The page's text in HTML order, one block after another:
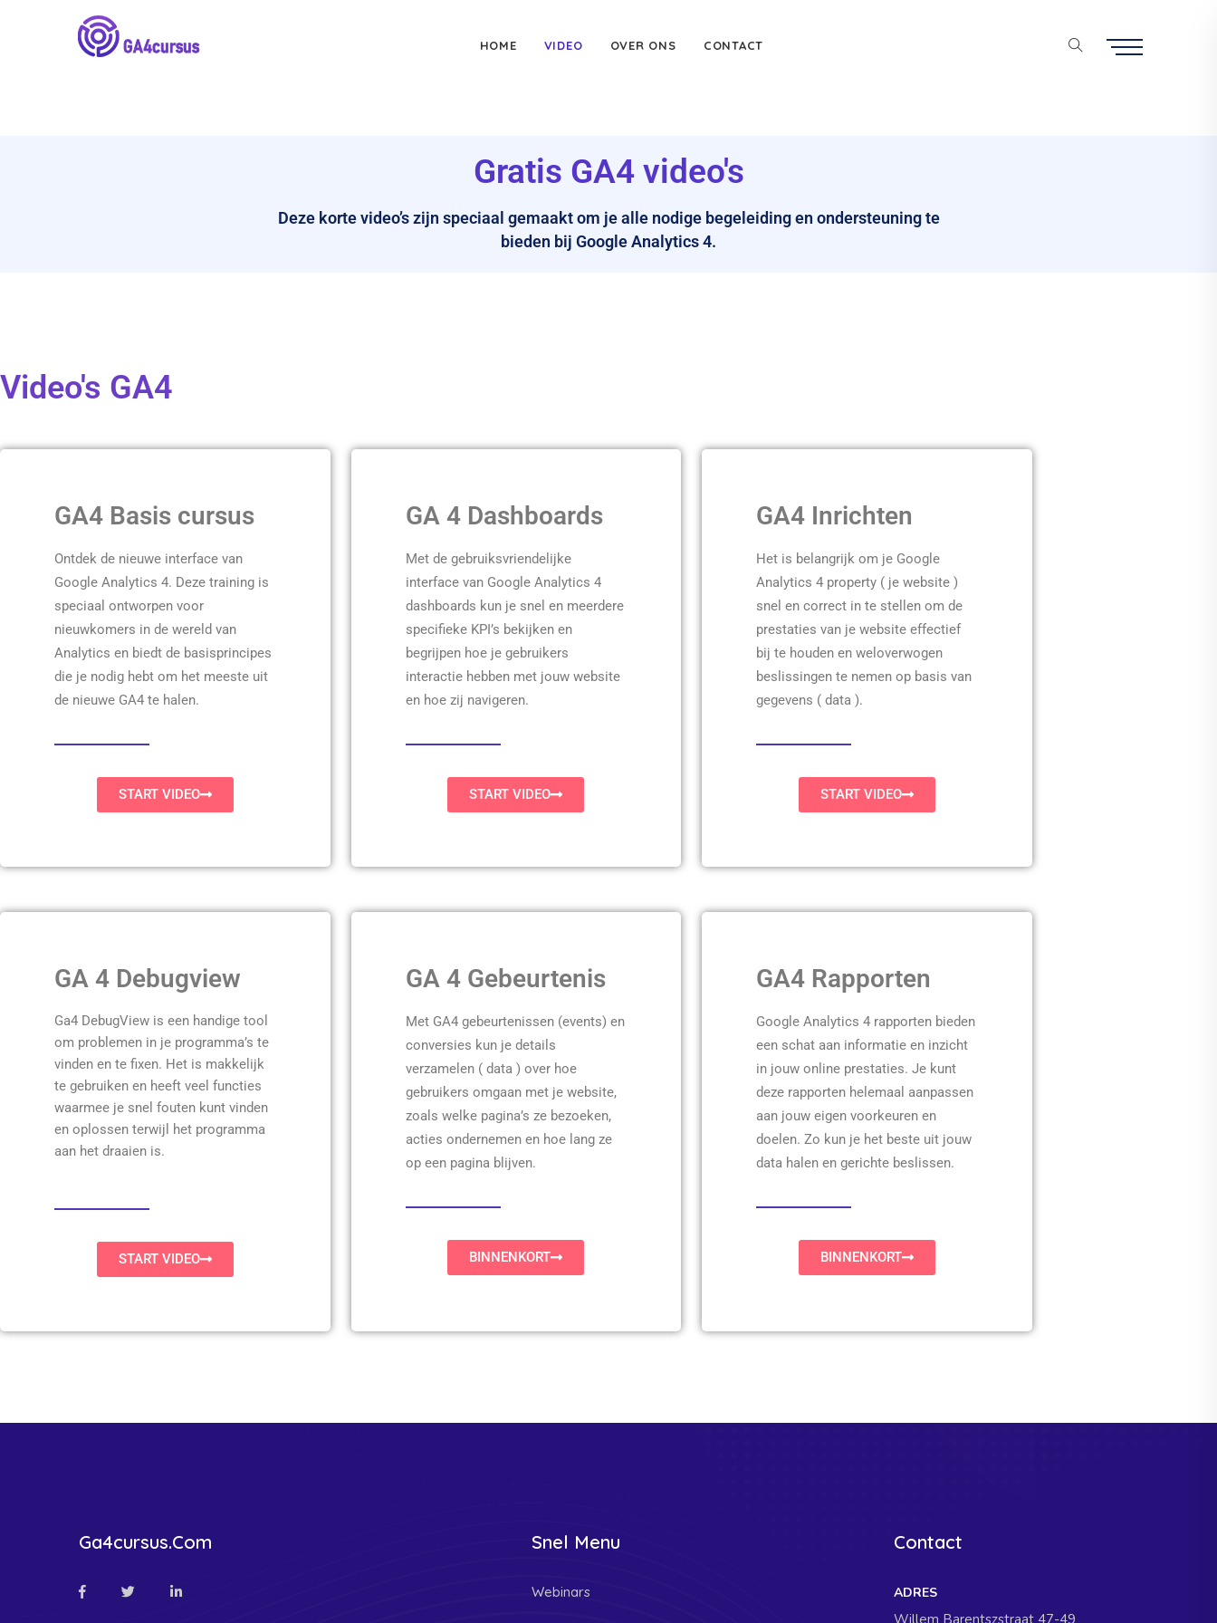
HOME VIDEO OVER ONS CONTACT
Gratis GA4 video's
Deze korte video’s zijn speciaal gemaakt om je alle nodige begeleiding en ondersteuning te
bieden bij Google Analytics 4.
Video's GA4
GA4 Basis cursus
Ontdek de nieuwe interface van
Google Analytics 4. Deze training is
speciaal ontworpen voor
nieuwkomers in de wereld van
Analytics en biedt de basisprincipes
die je nodig hebt om het meeste uit
de nieuwe GA4 te halen.
START VIDEO
GA 4 Dashboards
Met de gebruiksvriendelijke
interface van Google Analytics 4
dashboards kun je snel en meerdere
specifieke KPI’s bekijken en
begrijpen hoe je gebruikers
interactie hebben met jouw website
en hoe zij navigeren.
START VIDEO
GA4 Inrichten
Het is belangrijk om je Google
Analytics 4 property ( je website )
snel en correct in te stellen om de
prestaties van je website effectief
bij te houden en weloverwogen
beslissingen te nemen op basis van
gegevens ( data ).
START VIDEO
GA 4 Debugview
Ga4 DebugView is een handige tool
om problemen in je programma’s te
vinden en te fixen. Het is makkelijk
te gebruiken en heeft veel functies
waarmee je snel fouten kunt vinden
en oplossen terwijl het programma
aan het draaien is.
START VIDEO
GA 4 Gebeurtenis
Met GA4 gebeurtenissen (events) en
conversies kun je details
verzamelen ( data ) over hoe
gebruikers omgaan met je website,
zoals welke pagina’s ze bezoeken,
acties ondernemen en hoe lang ze
op een pagina blijven.
BINNENKORT
GA4 Rapporten
Google Analytics 4 rapporten bieden
een schat aan informatie en inzicht
in jouw online prestaties. Je kunt
deze rapporten helemaal aanpassen
aan jouw eigen voorkeuren en
doelen. Zo kun je het beste uit jouw
data halen en gerichte beslissen.
BINNENKORT
Ga4cursus.com Snel Menu
Webinars
Contact
ADRES
Willem Barentszstraat 47-49